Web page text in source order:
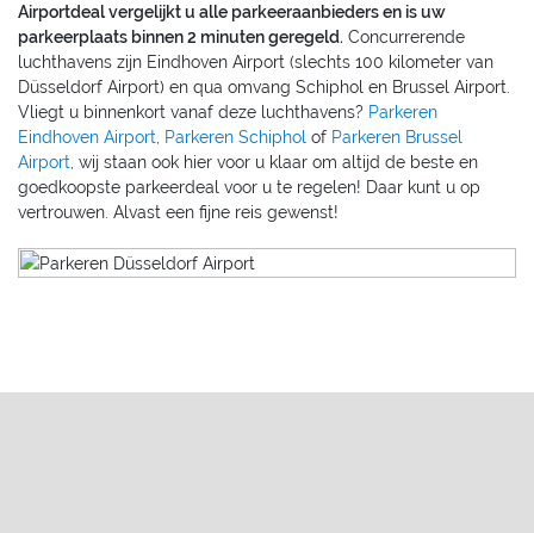
Airportdeal vergelijkt u alle parkeeraanbieders en is uw
parkeerplaats binnen 2 minuten geregeld. Concurrerende
luchthavens zijn Eindhoven Airport (slechts 100 kilometer van
Düsseldorf Airport) en qua omvang Schiphol en Brussel Airport.
Vliegt u binnenkort vanaf deze luchthavens? Parkeren
Eindhoven Airport Parkeren Schiphol of Parkeren Brussel
Airport , wij staan ook hier voor u klaar om altijd de beste en
goedkoopste parkeerdeal voor u te regelen! Daar kunt u op
vertrouwen. Alvast een fijne reis gewenst!